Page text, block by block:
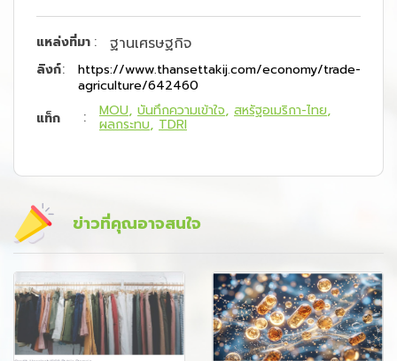
แหล่งที่มา : ฐานเศรษฐกิจ
ลิงก์:
https://www.thansettakij.com/economy/trade-
agriculture/642460
แท็ก
: MOU บันทึกความเข้าใจ สหรัฐอเมริกา-ไทย
ผลกระทบ TDRI
ข่าวที่คุณอาจสนใจ